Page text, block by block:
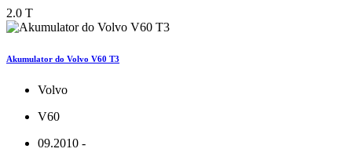
2.0 T
Akumulator do Volvo V60 T3
Volvo
V60
09.2010 -